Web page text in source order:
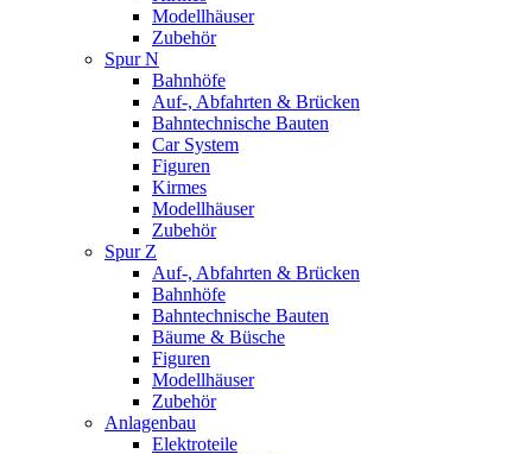
Modellhäuser
Zubehör
Spur N
Bahnhöfe
Auf-, Abfahrten & Brücken
Bahntechnische Bauten
Car System
Figuren
Kirmes
Modellhäuser
Zubehör
Spur Z
Auf-, Abfahrten & Brücken
Bahnhöfe
Bahntechnische Bauten
Bäume & Büsche
Figuren
Modellhäuser
Zubehör
Anlagenbau
Elektroteile